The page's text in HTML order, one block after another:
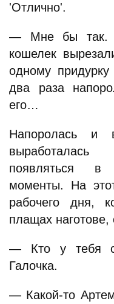
'Отлично'.
— Мне бы так.
кошелек
одному
два раза
его…
Напоролась
появляться в
моменты. На
рабочего дня,
плащах наготове,
— Кто у тебя
Галочка.
— Какой-то